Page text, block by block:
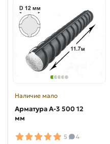
Наличие мало
Арматура A-3 500 12
мм
5 4